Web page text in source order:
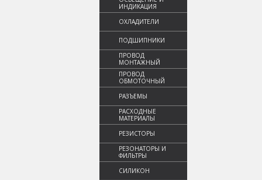
ИНДИКАЦИЯ
ОХЛАДИТЕЛИ
ПОДШИПНИКИ
ПРОВОД
МОНТАЖНЫЙ
ПРОВОД
ОБМОТОЧНЫЙ
РАЗЪЕМЫ
РАСХОДНЫЕ
МАТЕРИАЛЫ
РЕЗИСТОРЫ
РЕЗОНАТОРЫ И
ФИЛЬТРЫ
СИЛИКОН